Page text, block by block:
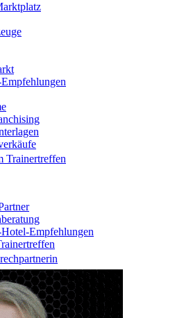
Trainertreffen
Hotel-Empfehlungen